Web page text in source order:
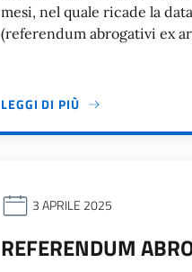
mesi, nel quale ricade la
(referendum abrogativi ex
LEGGI DI PIÙ
3 APRILE 2025
REFERENDUM